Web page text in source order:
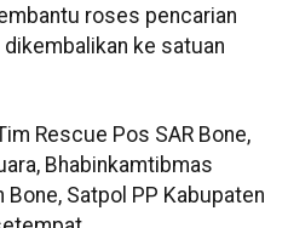
roses pencarian
ke satuan
Rescue Pos SAR Bone,
Bhabinkamtibmas
Bone, Satpol PP Kabupaten